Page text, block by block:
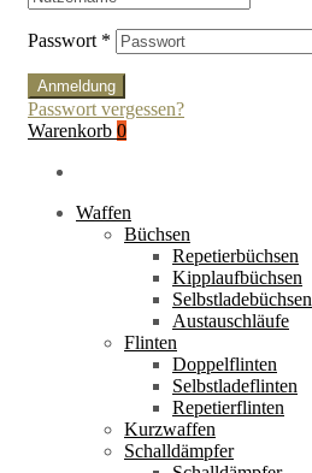
Passwort *
Anmeldung
Passwort vergessen?
Warenkorb 0
Waffen
Büchsen
Repetierbüchsen
Kipplaufbüchsen
Selbstladebüchsen
Austauschläufe
Flinten
Doppelflinten
Selbstladeflinten
Repetierflinten
Kurzwaffen
Schalldämpfer